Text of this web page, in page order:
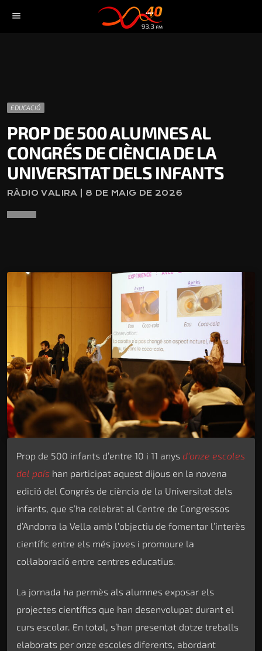
menu
EDUCACIÓ
PROP DE 500 ALUMNES AL
CONGRÉS DE CIÈNCIA DE LA
UNIVERSITAT DELS INFANTS
RÀDIO VALIRA | 8 DE MAIG DE 2026
Prop de 500 infants d’entre 10 i 11 anys d’onze escoles
del país han participat aquest dijous en la novena
edició del Congrés de ciència de la Universitat dels
infants, que s’ha celebrat al Centre de Congressos
d’Andorra la Vella amb l’objectiu de fomentar l’interès
científic entre els més joves i promoure la
col·laboració entre centres educatius.
La jornada ha permès als alumnes exposar els
projectes científics que han desenvolupat durant el
curs escolar. En total, s’han presentat dotze treballs
elaborats per onze escoles diferents, abordant